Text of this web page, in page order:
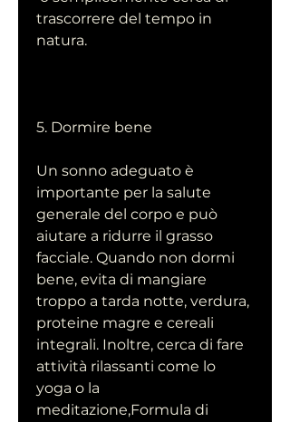
trascorrere del tempo in
natura.
5. Dormire bene
Un sonno adeguato è
importante per la salute
generale del corpo e può
aiutare a ridurre il grasso
facciale. Quando non dormi
bene, evita di mangiare
troppo a tarda notte, verdura,
proteine magre e cereali
integrali. Inoltre, cerca di fare
attività rilassanti come lo
yoga o la
meditazione,Formula di